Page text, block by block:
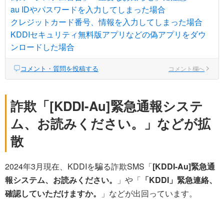
au IDやパスワードを入力してしまった場合
クレジットカード番号、情報を入力してしまった場合
KDDIセキュリティ無料版アプリなどの偽アプリをダウ
ンロードした場合
コメント・質問を投稿する コメント欄へ
詐欺「[KDDI-Au]緊急通報システ
ム、お読みください。」などが拡
散
2024年3月現在、KDDIを騙る詐欺SMS「[KDDI-Au]緊急通
報システム、お読みください。
」や「 「KDDI」緊急連絡、
確認していただけますか。
」などが出回っています。